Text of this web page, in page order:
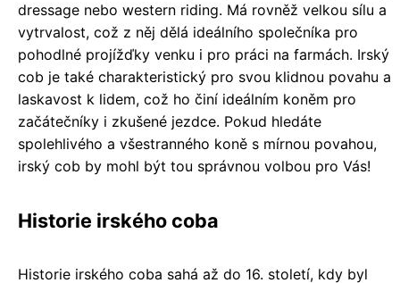
dressage nebo western riding. Má rovněž velkou sílu a
vytrvalost, což z něj dělá ideálního společníka pro
pohodlné projížďky venku i pro práci na farmách. Irský
cob je také charakteristický pro svou klidnou povahu a
laskavost k lidem, což ho činí ideálním koněm pro
začátečníky i zkušené jezdce. Pokud hledáte
spolehlivého a všestranného koně s mírnou povahou,
irský cob by mohl být tou správnou volbou pro Vás!
Historie irského coba
Historie irského coba sahá až do 16. století, kdy byl